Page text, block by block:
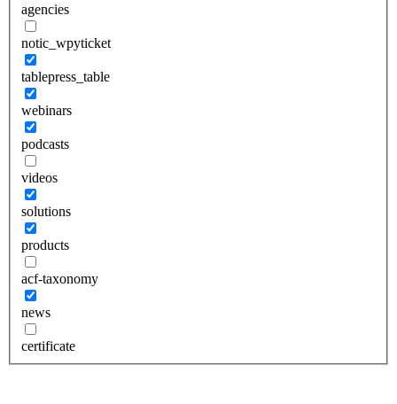
agencies
notic_wpyticket
tablepress_table
webinars
podcasts
videos
solutions
products
acf-taxonomy
news
certificate